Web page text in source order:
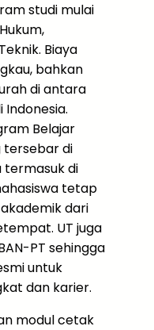
studi mulai
Biaya
bahkan
di antara
Belajar
tersebar di
termasuk di
tetap
dari
UT juga
PT sehingga
untuk
dan karier.
modul cetak